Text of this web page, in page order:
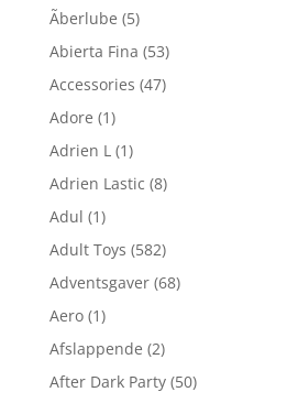
Ãberlube (5)
Abierta Fina (53)
Accessories (47)
Adore (1)
Adrien L (1)
Adrien Lastic (8)
Adul (1)
Adult Toys (582)
Adventsgaver (68)
Aero (1)
Afslappende (2)
After Dark Party (50)